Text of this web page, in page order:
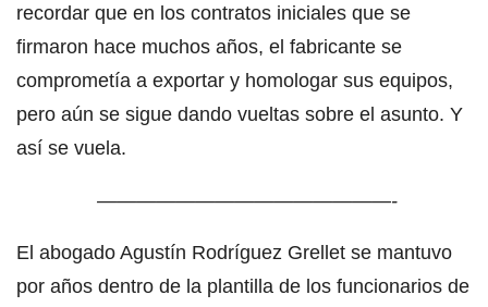
recordar que en los contratos iniciales que se
firmaron hace muchos años, el fabricante se
comprometía a exportar y homologar sus equipos,
pero aún se sigue dando vueltas sobre el asunto. Y
así se vuela.
———————————————-
El abogado Agustín Rodríguez Grellet se mantuvo
por años dentro de la plantilla de los funcionarios de